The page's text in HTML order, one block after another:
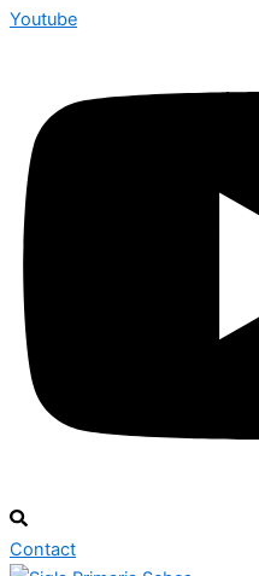
Youtube
Contact